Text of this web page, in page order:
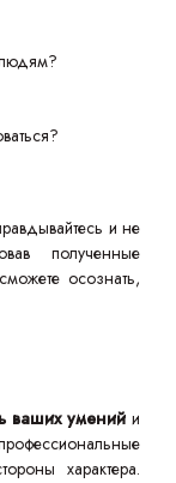
и не
полученные
осознать,
ваших умений и
характера.